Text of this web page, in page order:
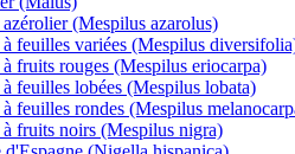
(Mespilus azarolus)
feuilles variées (Mespilus
fruits rouges (Mespilus eriocarpa)
feuilles lobées (Mespilus lobata)
feuilles rondes (Mespilus
fruits noirs (Mespilus nigra)